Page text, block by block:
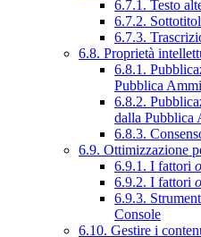
6.7.1. Testo
6.7.2.
6.7.3.
6.8. Proprietà
6.8.1.
Pubblica
6.8.2.
dalla Pubblica
6.8.3.
6.9. Ottimizzazione
6.9.1. I fattori
6.9.2. I fattori
6.9.3.
Console
6.10. Gestire i